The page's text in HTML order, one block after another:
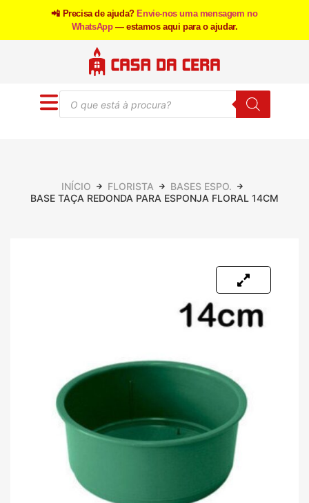
📲 Precisa de ajuda? Envie-nos uma mensagem no
WhatsApp — estamos aqui para o ajudar.
INÍCIO FLORISTA
BASES ESPO.
BASE TAÇA REDONDA PARA ESPONJA FLORAL 14CM